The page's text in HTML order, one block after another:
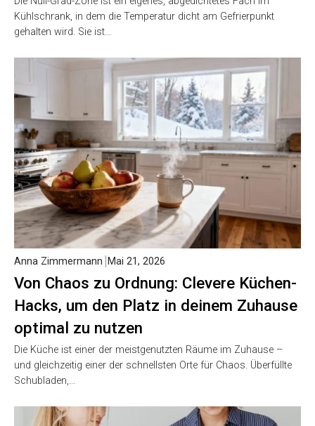
Kühlschrank, in dem die Temperatur dicht am Gefrierpunkt
gehalten wird. Sie ist…
Von Chaos zu Ordnung: Clevere Küchen-
Hacks, um den Platz in deinem Zuhause
optimal zu nutzen
Anna Zimmermann Mai 21, 2026
Die Küche ist einer der meistgenutzten Räume im Zuhause –
und gleichzeitig einer der schnellsten Orte für Chaos. Überfüllte
Schubladen,…